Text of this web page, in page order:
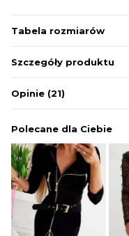
SWETRY
BIELIZNA
Tabela rozmiarów
Szczegóły produktu
Opinie (21)
Polecane dla Ciebie